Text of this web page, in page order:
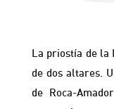
La priostía de la
de dos altares.
de Roca-